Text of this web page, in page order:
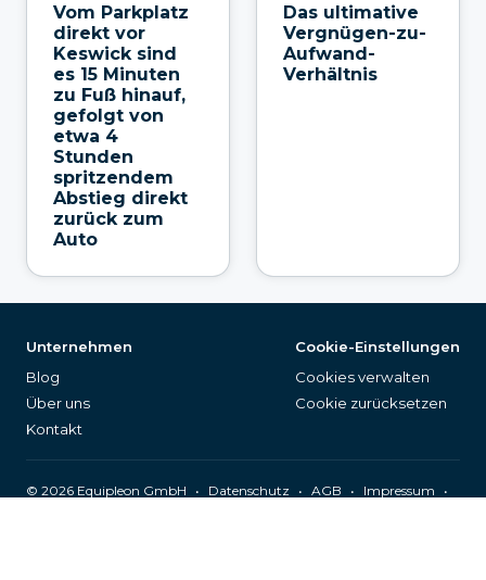
Vom Parkplatz
direkt vor
Keswick sind
es 15 Minuten
zu Fuß hinauf,
gefolgt von
etwa 4
Stunden
spritzendem
Abstieg direkt
zurück zum
Auto
Das ultimative
Vergnügen-zu-
Aufwand-
Verhältnis
Unternehmen
Blog
Über uns
Kontakt
Cookie-Einstellungen
Cookies verwalten
Cookie zurücksetzen
© 2026 Equipleon GmbH • Datenschutz • AGB • Impressum
•